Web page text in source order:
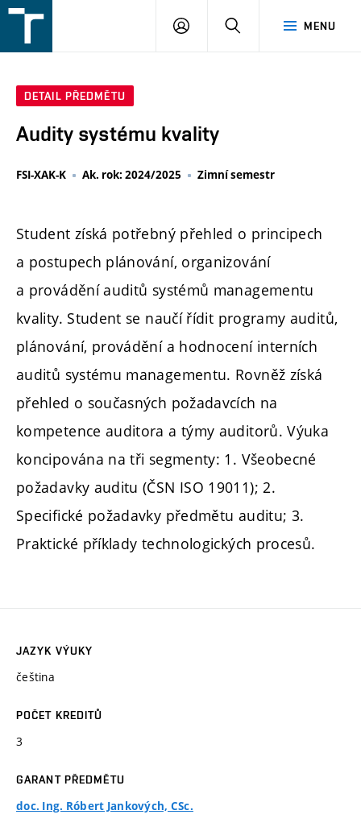
v
MENU
PŘIHLÁŠENÍ
DETAIL PŘEDMĚTU
Audity systému kvality
FSI-XAK-K Ak. rok: 2024/2025 Zimní semestr
Student získá potřebný přehled o principech
a postupech plánování, organizování
a provádění auditů systémů managementu
kvality. Student se naučí řídit programy auditů,
plánování, provádění a hodnocení interních
auditů systému managementu. Rovněž získá
přehled o současných požadavcích na
kompetence auditora a týmy auditorů. Výuka
koncipována na tři segmenty: 1. Všeobecné
požadavky auditu (ČSN ISO 19011); 2.
Specifické požadavky předmětu auditu; 3.
Praktické příklady technologických procesů.
JAZYK VÝUKY
čeština
POČET KREDITŮ
3
GARANT PŘEDMĚTU
doc. Ing. Róbert Jankových, CSc.